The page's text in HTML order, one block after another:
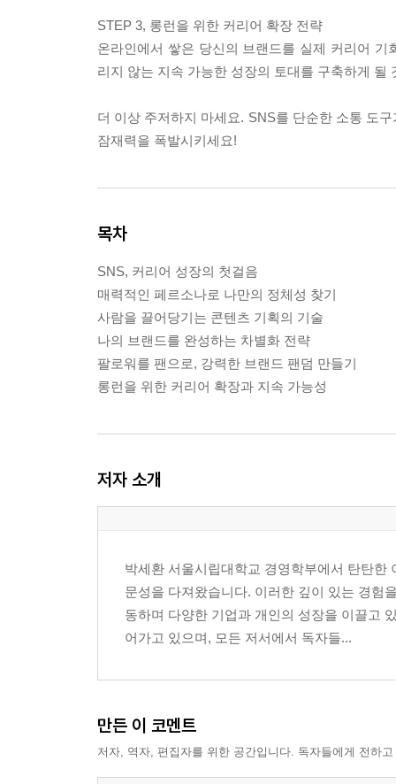
STEP 3, 롱런을 위한 커리어 확장 전략
온라인에서 쌓은 당신의 브랜드를 실제 커리어
리지 않는 지속 가능한 성장의 토대를 구축하게 될
더 이상 주저하지 마세요. SNS를 단순한 소통 도
잠재력을 폭발시키세요!
목차
SNS, 커리어 성장의 첫걸음
매력적인 페르소나로 나만의 정체성 찾기
사람을 끌어당기는 콘텐츠 기획의 기술
나의 브랜드를 완성하는 차별화 전략
팔로워를 팬으로, 강력한 브랜드 팬덤 만들기
롱런을 위한 커리어 확장과 지속 가능성
저자 소개
박세환 서울시립대학교 경영학부에서 탄탄
문성을 다져왔습니다. 이러한 깊이 있는 경험
동하며 다양한 기업과 개인의 성장을 이끌고
어가고 있으며, 모든 저서에서 독자들...
만든 이 코멘트
저자, 역자, 편집자를 위한 공간입니다. 독자들에게 전하